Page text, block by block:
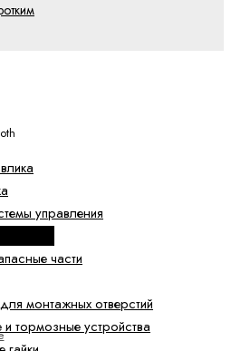
управления
части
монтажных отверстий
тормозные устройства